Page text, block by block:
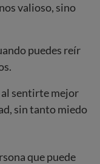
valioso, sino
puedes reír
al sentirte mejor
sin tanto miedo
que puede